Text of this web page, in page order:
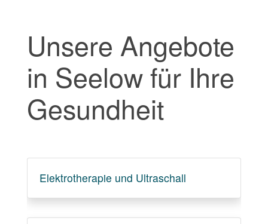
Unsere Angebote
in Seelow für Ihre
Gesundheit
Elektrotherapie und Ultraschall